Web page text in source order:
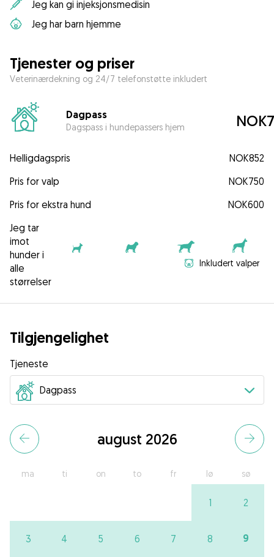
Jeg kan gi injeksjonsmedisin
Jeg har barn hjemme
Tjenester og priser
Veterinærdekning og 24/7 telefonstøtte inkludert
Dagpass
Dagspass i hundepassers hjem
Helligdagspris
NOK852
Pris for valp
NOK750
Pris for ekstra hund
NOK600
Jeg tar
imot
hunder i
alle
størrelser
Inkludert valper
Tilgjengelighet
Tjeneste
august 2026
ma ti on to fr lø sø
1 2
3 4 5 6 7 8 9